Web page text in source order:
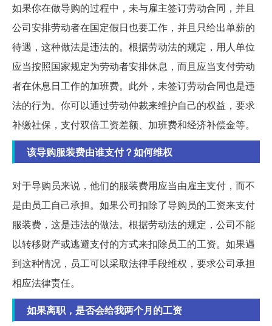
如果你在做导购的过程中，未与雇主签订劳动合同，并且
公司安排劳动者在国定假日也要工作，并且只给出单薪的
待遇，这种做法是违法的。根据劳动法的规定，用人单位
应当按照国家规定为劳动者安排休息，而且应当支付劳动
者在休息日工作的加班费。此外，未签订劳动合同也是违
法的行为。你可以通过劳动仲裁来维护自己的权益，要求
补缴社保，支付双倍工资差额、加班费和经济补偿金等。
该导购服装费由谁支付？如何维权
对于导购员来说，他们的服装费用应当由雇主支付，而不
是由员工自己承担。如果公司扣除了导购员的工资来支付
服装费，这是违法的做法。根据劳动法的规定，公司不能
以转移财产或逃避支付的方式来扣除员工的工资。如果遇
到这种情况，员工可以采取法律手段维权，要求公司承担
相应法律责任。
如果离职，是否会给我两个月的工资